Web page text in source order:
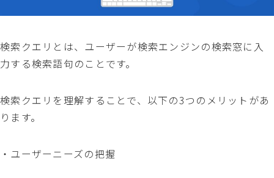
検索クエリとは、ユーザーが検索エンジンの検索窓に入
力する検索語句のことです。
検索クエリを理解することで、以下の3つのメリットがあ
ります。
・ユーザーニーズの把握